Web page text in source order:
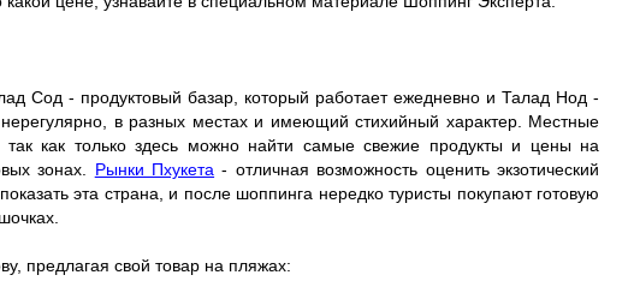
Сод - продуктовый базар, который работает ежедневно и Талад Нод -
в разных местах и имеющий стихийный характер. Местные
как только здесь можно найти самые свежие продукты и цены на
зонах. Рынки Пхукета - отличная возможность оценить экзотический
эта страна, и после шоппинга нередко туристы покупают готовую
предлагая свой товар на пляжах: